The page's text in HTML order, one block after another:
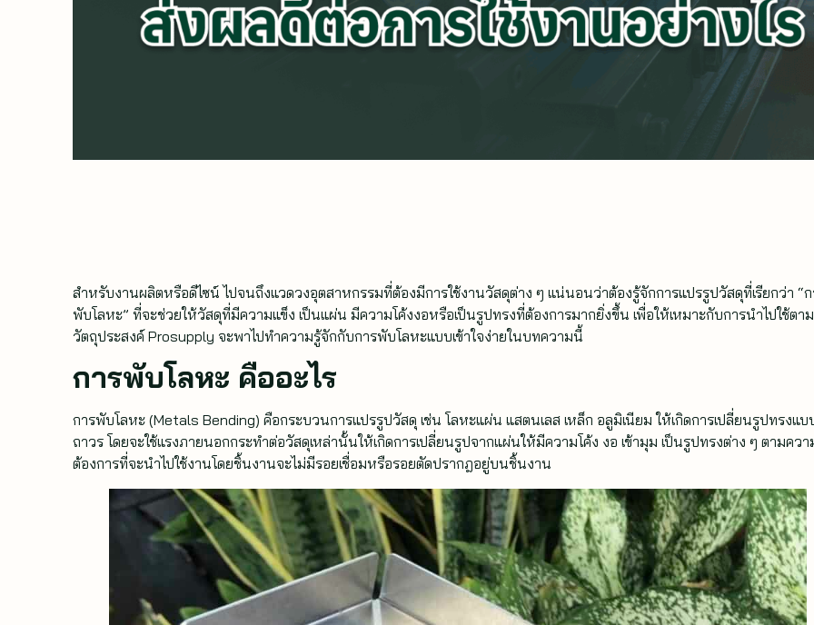
สำหรับงานผลิตหรือดีไซน์ ไปจนถึงแวดวงอุตสาหกรรมที่ต้องมีการใช้งานวัสดุต่าง ๆ แน่นอนว่าต้องรู้จักการแปรรูปวัสดุที่เรียกว่า “ก
พับโลหะ” ที่จะช่วยให้วัสดุที่มีความแข็ง เป็นแผ่น มีความโค้งงอหรือเป็นรูปทรงที่ต้องการมากยิ่งขึ้น เพื่อให้เหมาะกับการนำไปใช้ตาม
วัตถุประสงค์ Prosupply จะพาไปทำความรู้จักกับการพับโลหะแบบเข้าใจง่ายในบทความนี้
การพับโลหะ คืออะไร
การพับโลหะ (Metals Bending) คือกระบวนการแปรรูปวัสดุ เช่น โลหะแผ่น แสตนเลส เหล็ก อลูมิเนียม ให้เกิดการเปลี่ยนรูปทรงแบ
ถาวร โดยจะใช้แรงภายนอกกระทำต่อวัสดุเหล่านั้นให้เกิดการเปลี่ยนรูปจากแผ่นให้มีความโค้ง งอ เข้ามุม เป็นรูปทรงต่าง ๆ ตามควา
ต้องการที่จะนำไปใช้งานโดยชิ้นงานจะไม่มีรอยเชื่อมหรือรอยตัดปรากฎอยู่บนชิ้นงาน